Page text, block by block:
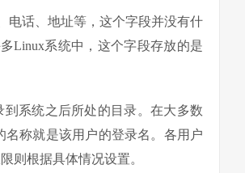
电话、地址等，这个字段并没有什
Linux系统中，这个字段存放的是
到系统之后所处的目录。在大多数
称就是该用户的登录名。各用户
则根据具体情况设置。